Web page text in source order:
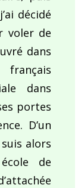
décidé
voler de
dans
dans
portes
D’un
alors
de